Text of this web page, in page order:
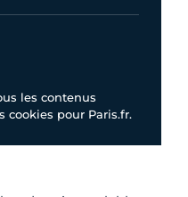
les contenus
cookies pour Paris.fr.